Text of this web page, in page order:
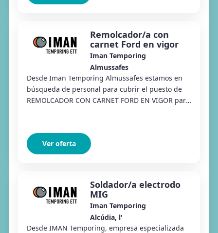
Remolcador/a con
carnet Ford en vigor
Iman Temporing
Almussafes
Desde Iman Temporing Almussafes estamos en
búsqueda de personal para cubrir el puesto de
REMOLCADOR CON CARNET FORD EN VIGOR para
Ver oferta
Soldador/a electrodo
MIG
Iman Temporing
Alcúdia, l'
Desde IMAN Temporing, empresa especializada